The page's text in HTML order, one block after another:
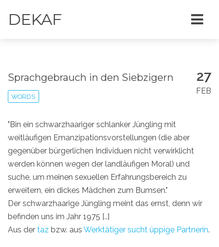
DEKAF
27
FEB
Sprachgebrauch in den Siebzigern
WORDS
"Bin ein schwarzhaariger schlanker Jüngling mit
weitläufigen Emanzipationsvorstellungen (die aber
gegenüber bürgerlichen Individuen nicht verwirklicht
werden können wegen der landläufigen Moral) und
suche, um meinen sexuellen Erfahrungsbereich zu
erweitern, ein dickes Mädchen zum Bumsen."
Der schwarzhaarige Jüngling meint das ernst, denn wir
befinden uns im Jahr 1975 [..]
Aus der taz bzw. aus Werktätiger sucht üppige Partnerin.